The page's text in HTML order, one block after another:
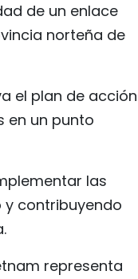
de un enlace
norteña de
el plan de acción
en un punto
las
y contribuyendo
representa